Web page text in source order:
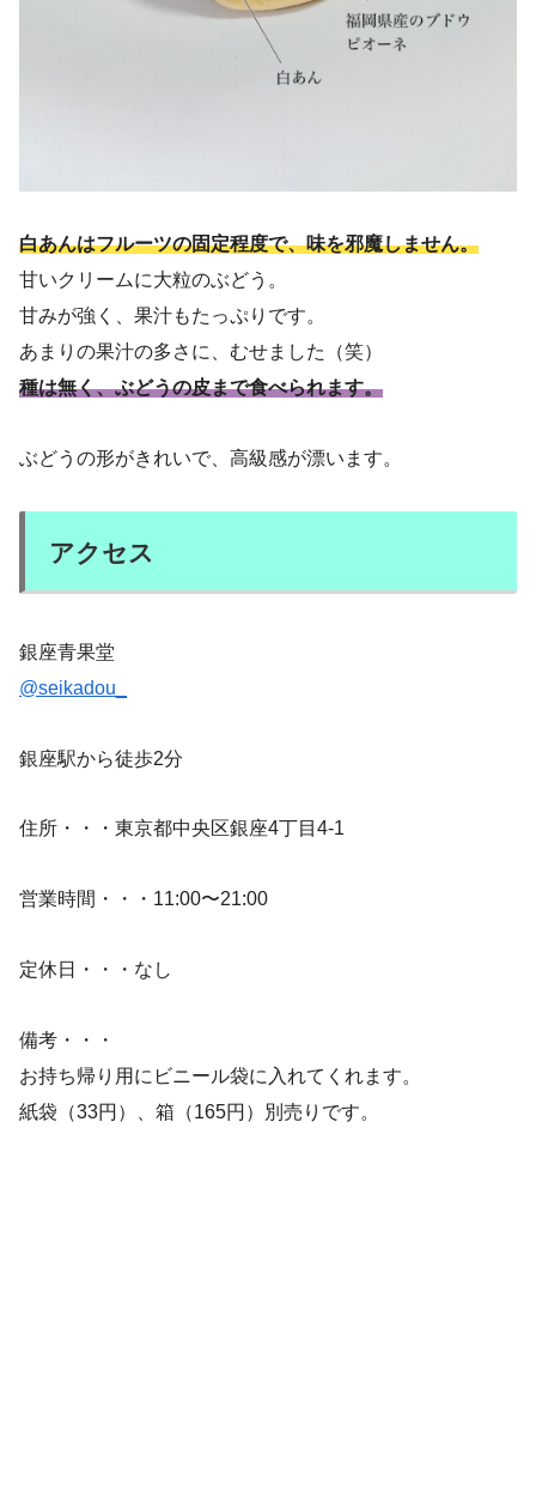
白あんはフルーツの固定程度で、味を邪魔しません。
甘いクリームに大粒のぶどう。
甘みが強く、果汁もたっぷりです。
あまりの果汁の多さに、むせました（笑）
種は無く、ぶどうの皮まで食べられます。
ぶどうの形がきれいで、高級感が漂います。
アクセス
銀座青果堂
@seikadou_
銀座駅から徒歩2分
住所・・・東京都中央区銀座4丁目4-1
営業時間・・・11:00〜21:00
定休日・・・なし
備考・・・
お持ち帰り用にビニール袋に入れてくれます。
紙袋（33円）、箱（165円）別売りです。